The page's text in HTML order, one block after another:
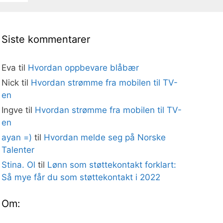
Siste kommentarer
Eva til Hvordan oppbevare blåbær
Nicktil Hvordan strømme fra mobilen til TV-
en
Ingve til Hvordan strømme fra mobilen til TV-
en
ayan =) til Hvordan melde seg på Norske
Talenter
Stina. Ol til Lønn som støttekontakt forklart:
Så mye får du som støttekontakt i 2022
Om: